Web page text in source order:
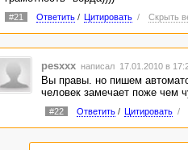
#21 Ответить/ Цитировать / Скрыть
pesxxx написал 17.01.2010 в
Вы правы. но пишем
человек замечает поже чем
#22 Ответить/ Цитировать /